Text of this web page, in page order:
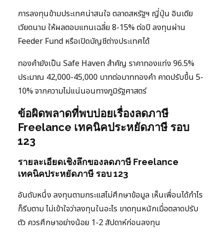
การลงทุนข้ามประเทศน่าสนใจ ตลาดสหรัฐฯ ญี่ปุ่น อินเดีย
เวียดนาม ให้ผลตอบแทนเฉลี่ย 8-15% ต่อปี ลงทุนผ่าน
Feeder Fund หรือเปิดบัญชีต่างประเทศได้
ทองคำยังเป็น Safe Haven สำคัญ ราคาทองแท่ง 96.5%
ประมาณ 42,000-45,000 บาทต่อบาททองคำ คาดปรับขึ้น 5-
10% จากความไม่แน่นอนทางภูมิรัฐศาสตร์
ข้อผิดพลาดที่พบบ่อยเรื่องลดภาษี
Freelance เทคนิคประหยัดภาษี รอบ
123
รายละเอียดเชิงลึกของลดภาษี Freelance
เทคนิคประหยัดภาษี รอบ 123
อันดับหนึ่ง ลงทุนตามกระแสไม่ศึกษาข้อมูล เห็นเพื่อนได้กำไร
ก็รีบตาม ไม่เข้าใจว่าลงทุนในอะไร ขาดทุนหนักเมื่อตลาดปรับ
ตัว ควรศึกษาอย่างน้อย 1-2 สัปดาห์ก่อนลงทุน